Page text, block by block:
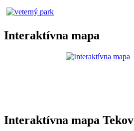
Interaktívna mapa
Interaktívna mapa Tekov